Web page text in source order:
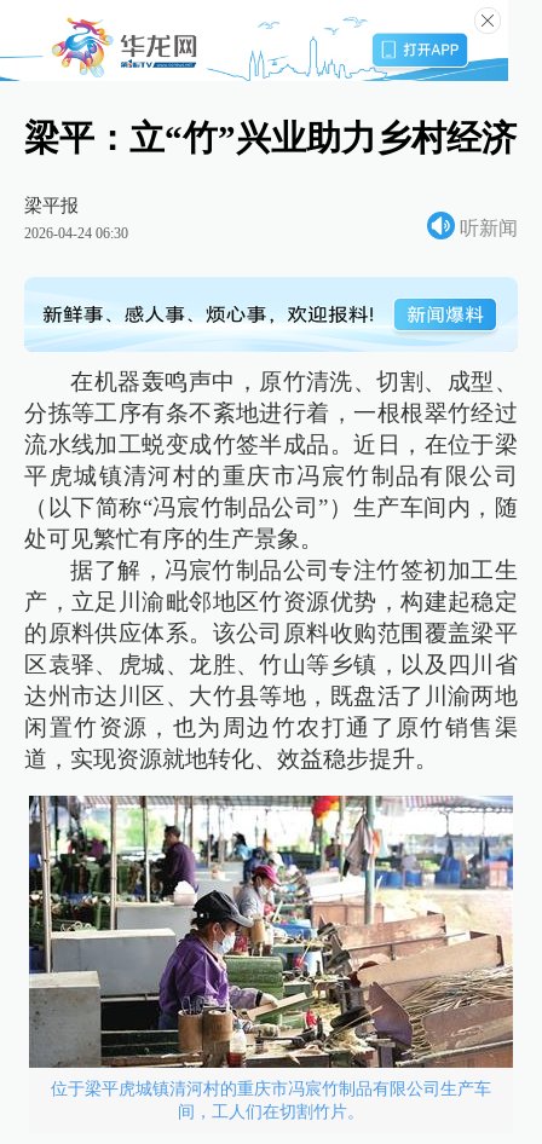
梁平：立“竹”兴业助力乡村经济
梁平报
2026-04-24 06:30 听新闻
在机器轰鸣声中，原竹清洗、切割、成型、
分拣等工序有条不紊地进行着，一根根翠竹经过
流水线加工蜕变成竹签半成品。近日，在位于梁
平虎城镇清河村的重庆市冯宸竹制品有限公司
（以下简称“冯宸竹制品公司”）生产车间内，随
处可见繁忙有序的生产景象。
据了解，冯宸竹制品公司专注竹签初加工生
产，立足川渝毗邻地区竹资源优势，构建起稳定
的原料供应体系。该公司原料收购范围覆盖梁平
区袁驿、虎城、龙胜、竹山等乡镇，以及四川省
达州市达川区、大竹县等地，既盘活了川渝两地
闲置竹资源，也为周边竹农打通了原竹销售渠
道，实现资源就地转化、效益稳步提升。
位于梁平虎城镇清河村的重庆市冯宸竹制品有限公司生产车
间，工人们在切割竹片。